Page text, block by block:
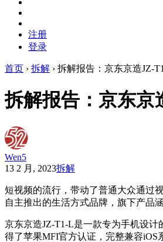
注册
登录
首页 › 拆解 › 拆解报告：京东京造JZ-
拆解报告：京东
Wen5
13 2 月, 2023拆解
短视频的流行，带动了普通大众通过
自主推出的生活方式品牌，旗下产品
京东京造JZ-T1-L是一款专为手机设
得了苹果MFI官方认证，完整兼容iOS